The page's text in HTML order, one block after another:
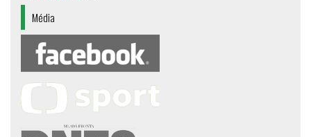
Média